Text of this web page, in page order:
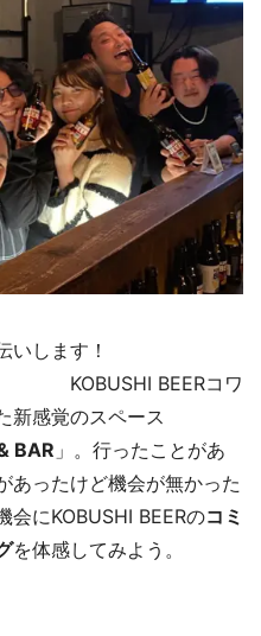
いします！
KOBUSHI BEERコワ
新感覚のスペース
BAR 」。行ったことがあ
あったけど機会が無かった
会にKOBUSHI BEERのコミ
を体感してみよう。